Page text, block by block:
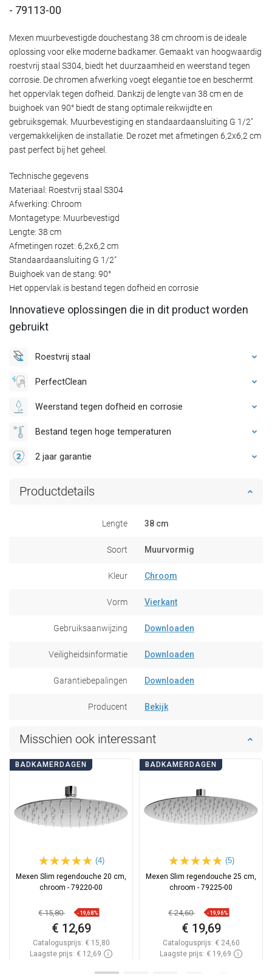
- 79113-00
Mexen muurbevestigde douchestang 38 cm chroom is de ideale
oplossing voor elke moderne badkamer. Gemaakt van hoogwaardig
roestvrij staal S304, biedt het duurzaamheid en weerstand tegen
corrosie. De chromen afwerking voegt elegantie toe en beschermt
het oppervlak tegen dofheid. Dankzij de lengte van 38 cm en de
buighoek van 90° biedt de stang optimale reikwijdte en
gebruiksgemak. Muurbevestiging en standaardaansluiting G 1/2"
vergemakkelijken de installatie. De rozet met afmetingen 6,2x6,2 cm
past perfect bij het geheel.
Technische gegevens
Materiaal: Roestvrij staal S304
Afwerking: Chroom
Montagetype: Muurbevestigd
Lengte: 38 cm
Afmetingen rozet: 6,2x6,2 cm
Standaardaansluiting G 1/2"
Buighoek van de stang: 90°
Het oppervlak is bestand tegen dofheid en corrosie
Innovatieve oplossingen die in dit product worden
gebruikt
Roestvrij staal
PerfectClean
Weerstand tegen dofheid en corrosie
Bestand tegen hoge temperaturen
2 jaar garantie
Productdetails
Lengte 38 cm
Soort Muurvormig
Kleur Chroom
Vorm Vierkant
Gebruiksaanwijzing Downloaden
Veiligheidsinformatie Downloaden
Garantiebepalingen Downloaden
Producent Bekijk
Misschien ook interessant
BADKAMERDAGEN
(4)
Mexen Slim regendouche 20 cm,
chroom - 79220-00
€ 15,80 -19,68%
€ 12,69
Catalogusprijs: € 15,80
Laagste prijs: € 12,69
BADKAMERDAGEN
(5)
Mexen Slim regendouche 25 cm,
chroom - 79225-00
€ 24,60 -19,96%
€ 19,69
Catalogusprijs: € 24,60
Laagste prijs: € 19,69